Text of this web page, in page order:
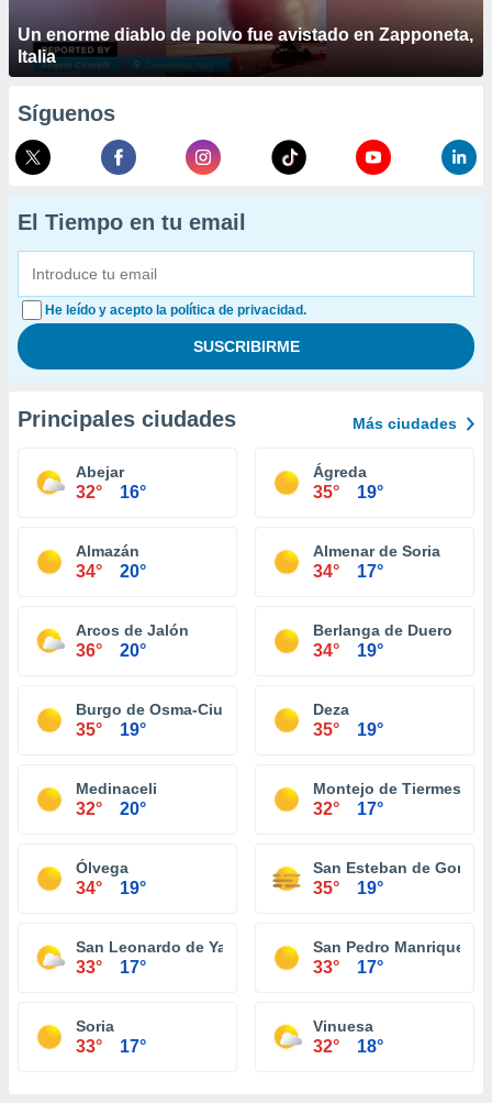
Un enorme diablo de polvo fue avistado en Zapponeta,
Italia
Síguenos
El Tiempo en tu email
He leído y acepto la política de privacidad.
Principales ciudades Más ciudades
Abejar
32° 16°
Ágreda
35° 19°
Almazán
34° 20°
Almenar de Soria
34° 17°
Arcos de Jalón
36° 20°
Berlanga de Duero
34° 19°
Burgo de Osma-Ciudad de Osma
35° 19°
Deza
35° 19°
Medinaceli
32° 20°
Montejo de Tiermes
32° 17°
Ólvega
34° 19°
San Esteban de Gormaz
35° 19°
San Leonardo de Yagüe
33° 17°
San Pedro Manrique
33° 17°
Soria
33° 17°
Vinuesa
32° 18°